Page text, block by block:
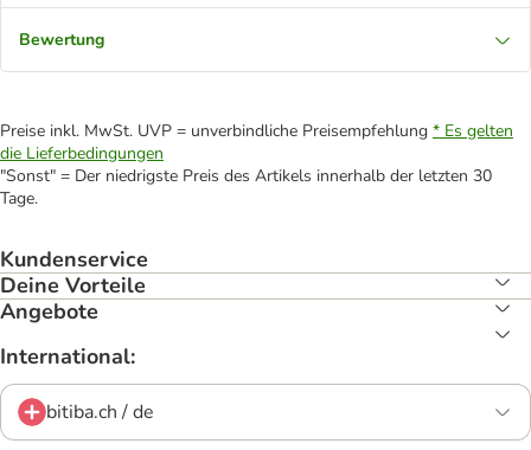
Bewertung
Preise inkl. MwSt. UVP = unverbindliche Preisempfehlung * Es gelten
die Lieferbedingungen
"Sonst" = Der niedrigste Preis des Artikels innerhalb der letzten 30
Tage.
Kundenservice
Deine Vorteile
Angebote
International:
bitiba.ch / de